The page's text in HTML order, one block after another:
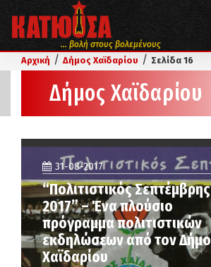
... βολή στους βολεμένους
Αρχική / Δήμος Χαϊδαρίου / Σελίδα 16
Δήμος Χαϊδαρίου
31-08-2017
“Πολιτιστικός Σεπτέμβρης
2017” – Ένα πλούσιο
πρόγραμμα πολιτιστικών
εκδηλώσεων από τον Δήμο
Χαϊδαρίου